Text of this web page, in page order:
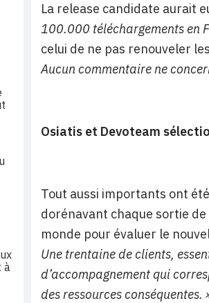
La release candidate aurait
100.000 téléchargements en
celui de ne pas renouveler
Aucun commentaire ne
Osiatis et Devoteam
Tout aussi importants ont
dorénavant chaque sortie
monde pour évaluer le
Une trentaine de clients,
d’accompagnement qui
des ressources conséquentes.
à